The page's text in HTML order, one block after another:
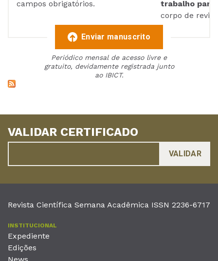
campos obrigatórios.
trabalho para
corpo de
Enviar manuscrito
Periódico mensal de acesso livre e
gratuito, devidamente registrada junto
ao IBICT.
VALIDAR CERTIFICADO
Revista Científica Semana Acadêmica ISSN 2236-6717
INSTITUCIONAL
Expediente
Edições